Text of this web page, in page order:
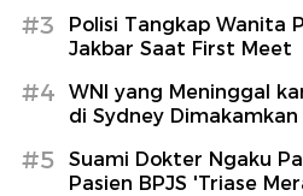
#3
Polisi Tangkap Wanita
Jakbar Saat First Meet
#4
WNI yang Meninggal
di Sydney Dimakamkan
#5
Suami Dokter Ngaku
Pasien BPJS 'Triase